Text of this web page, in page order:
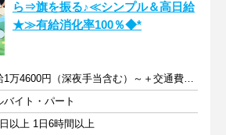
ら⇒旗を振る♪≪シンプル＆高日給
★≫有給消化率100％◆*
日給1万4600円（深夜手当含む）～＋交通費全額支給
バイト・パート
以上 1日6時間以上